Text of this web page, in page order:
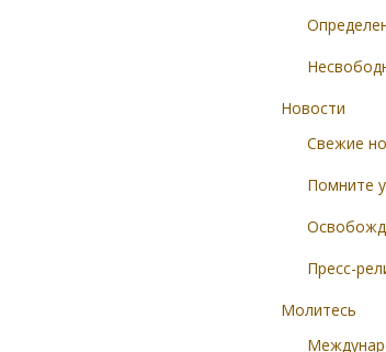
Новости
Свежие
Помните
Пресс-
Молитесь